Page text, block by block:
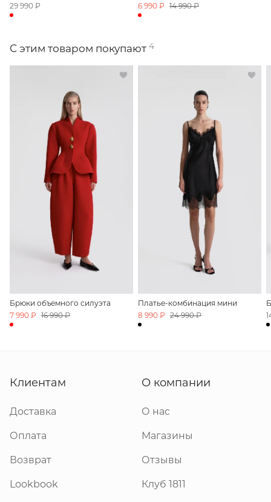
29 990 ₽
6 990 ₽ 14 990 ₽
С этим товаром покупают 4
Брюки объемного силуэта
7 990 ₽ 16 990 ₽
Платье-комбинация мини
8 990 ₽ 24 990 ₽
Клиентам
Доставка
Оплата
Возврат
Lookbook
О компании
О нас
Магазины
Отзывы
Клуб 1811